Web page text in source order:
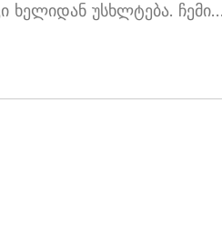
ხელიდან უსხლტება. ჩემი